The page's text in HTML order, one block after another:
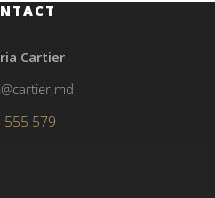
Cartier
555 579